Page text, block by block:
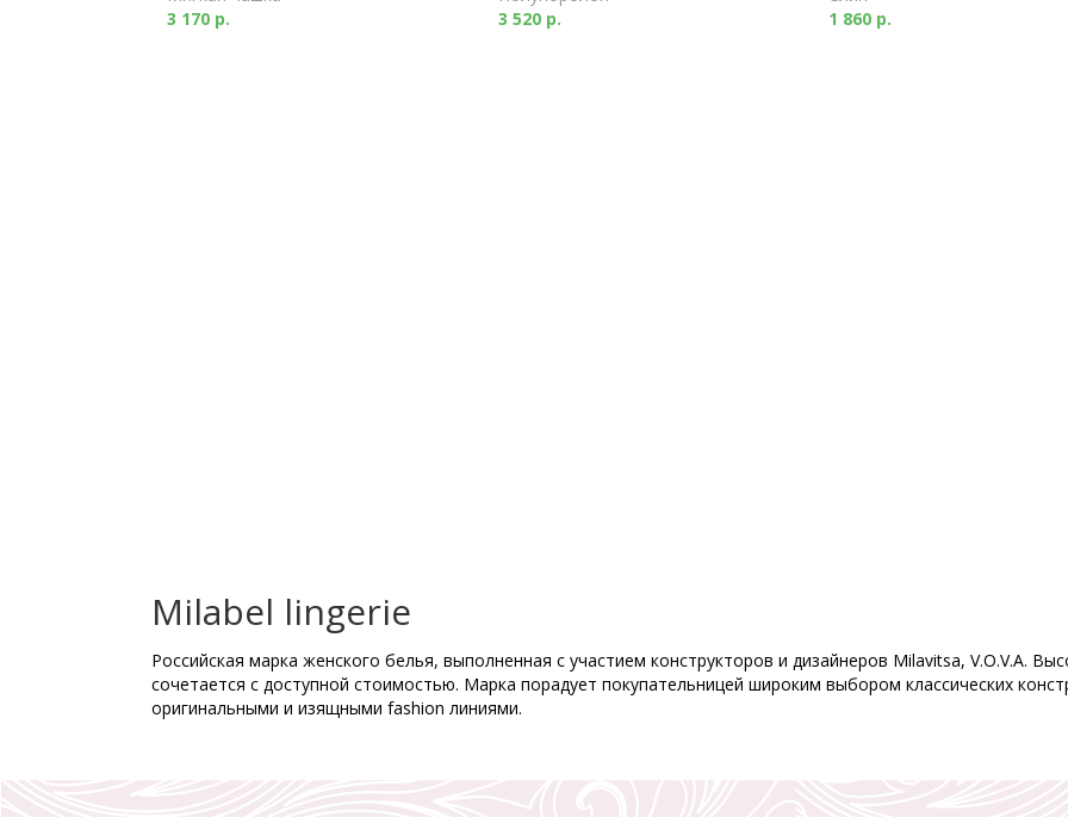
3 170 р.
3 520 р.
1 860 р.
Milabel lingerie
Российская марка женского белья, выполненная с участием конструкторов и дизайнеров Milavitsa, V.O.V.A.
сочетается с доступной стоимостью. Марка порадует покупательницей широким выбором классических
оригинальными и изящными fashion линиями.